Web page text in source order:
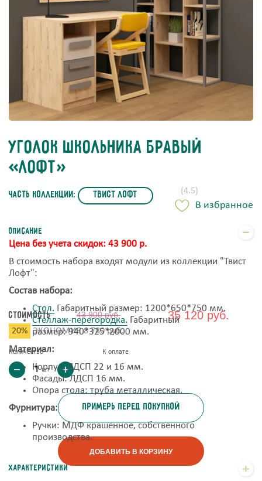
Стоимость 43 900 руб. 35 120 руб.
20% ЭКОНОМИЯ8 780 руб.
Количество
шт
К оплате
примерь перед покупкой
ДОБАВИТЬ В КОРЗИНУ
Уголок школьника бравый
«Лофт»
часть коллекции: Твист Лофт (4.5)
В избранное
Описание
Цена без учета скидок: 43 900 р.
В стоимость набора входят модули из коллекции "Твист
Лофт":
Состав набора:
Стол. Габаритный размер: 1200*650*750 мм.
Стеллаж-перегородка. Габаритный
размер: 940*325*2000 мм.
Материал:
Корпус: ЛДСП 22 и 16 мм.
Фасады: ЛДСП 16 мм.
Опора стола: труба металлическая.
Фурнитура:
Ручки: МДФ крашенное, собственного
производства.
Характеристики